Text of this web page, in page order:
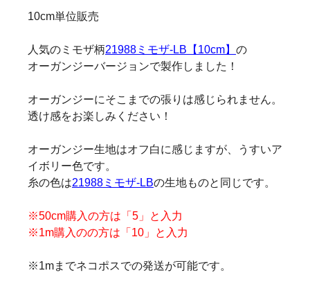
10cm単位販売
人気のミモザ柄21988ミモザ-LB【10cm】 の
オーガンジーバージョンで製作しました！
オーガンジーにそこまでの張りは感じられません。
透け感をお楽しみください！
オーガンジー生地はオフ白に感じますが、うすいア
イボリー色です。
糸の色は21988ミモザ-LBの生地ものと同じです。
※50cm購入の方は「5」と入力
※1m購入のの方は「10」と入力
※1mまでネコポスでの発送が可能です。